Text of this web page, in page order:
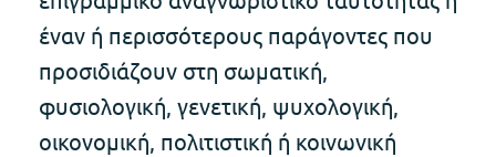
έναν ή περισσότερους παράγοντες που
προσιδιάζουν στη σωματική,
φυσιολογική, γενετική, ψυχολογική,
οικονομική, πολιτιστική ή κοινωνική